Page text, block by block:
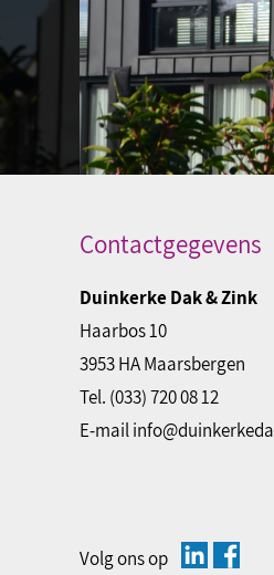
Contactgegevens
Duinkerke Dak & Zink
Haarbos 10
3953 HA Maarsbergen
Tel. (033) 720 08 12
E-mail
Volg ons op